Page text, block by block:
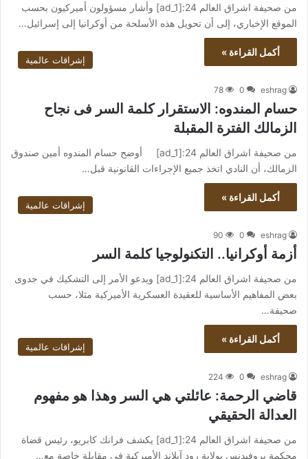
من صحيفة اشراق العالم 24:[ad_1] وأشار مسؤولون أميركيون بحسب
الموقع الإخباري، إلى أن تحويل هذه الأسلحة من أوكرانيا إلى إسرائيل…
أكمل القراءة »
إشراقات عالمية
eshrag
0
78
حسام المندوه: الاستقرار كلمة السر فى نجاح
الزمالك الفترة المقبلة
من صحيفة اشراق العالم 24:[ad_1] أوضح حسام المندوه أمين صندوق
الزمالك، أن النادي اتخذ جميع الإجراءات القانونية قبل…
أكمل القراءة »
إشراقات عالمية
eshrag
0
90
أزمة أوكرانيا.. التكنولوجيا كلمة السر
من صحيفة اشراق العالم 24:[ad_1] ويدعو الأمر إلى التشكيك في جدوى
بعض المفاهيم الأساسية للعقيدة العسكرية الأميركية مثلا، حسب
صحيفة…
أكمل القراءة »
إشراقات عالمية
eshrag
0
224
قاضي الرحمة: عائلتي هي السر وهذا هو مفهوم
العدالة الحقيقي
من صحيفة اشراق العالم 24:[ad_1] يكشف فرانك كابريو، رئيس قضاة
محكمة بروفيدنس بولاية رود آيلاند الأميركية في مقابلة خاصة مع…